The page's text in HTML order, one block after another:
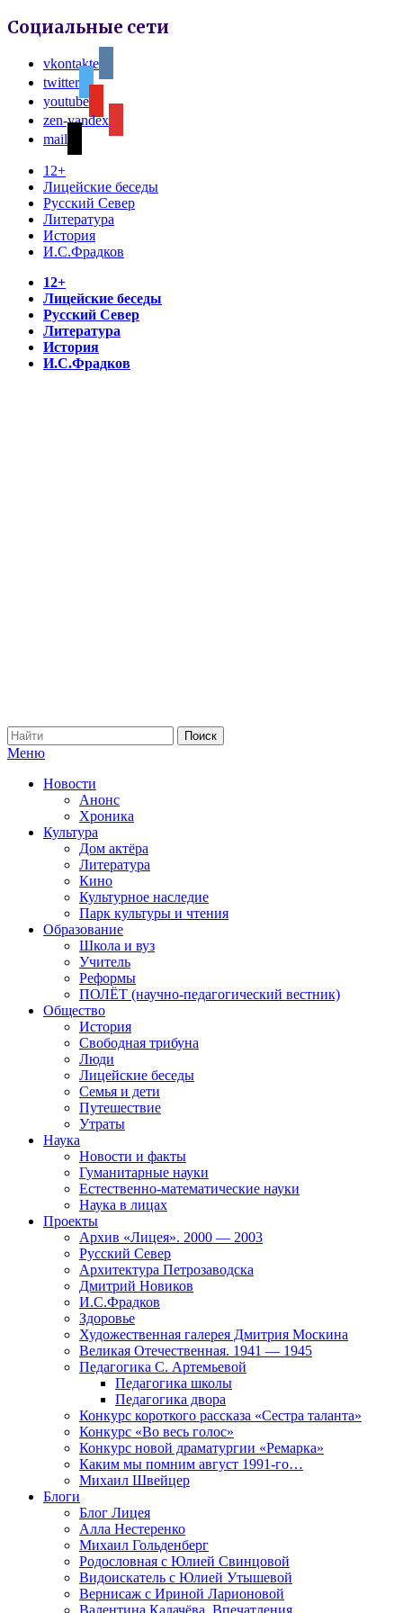
Социальные сети
vkontakte
twitter
youtube
zen-yandex
mail
12+
Лицейские беседы
Русский Север
Литература
История
И.С.Фрадков
12+
Лицейские беседы
Русский Север
Литература
История
И.С.Фрадков
Меню
Новости
Анонс
Хроника
Культура
Дом актёра
Литература
Кино
Культурное наследие
Парк культуры и чтения
Образование
Школа и вуз
Учитель
Реформы
ПОЛЁТ (научно-педагогический вестник)
Общество
История
Свободная трибуна
Люди
Лицейские беседы
Семья и дети
Путешествие
Утраты
Наука
Новости и факты
Гуманитарные науки
Естественно-математические науки
Наука в лицах
Проекты
Архив «Лицея». 2000 — 2003
Русский Север
Архитектура Петрозаводска
Дмитрий Новиков
И.С.Фрадков
Здоровье
Художественная галерея Дмитрия Москина
Великая Отечественная. 1941 — 1945
Педагогика С. Артемьевой
Педагогика школы
Педагогика двора
Конкурс короткого рассказа «Сестра таланта»
Конкурс «Во весь голос»
Конкурс новой драматургии «Ремарка»
Каким мы помним август 1991-го…
Михаил Швейцер
Блоги
Блог Лицея
Алла Нестеренко
Михаил Гольденберг
Родословная с Юлией Свинцовой
Видоискатель с Юлией Утышевой
Вернисаж с Ириной Ларионовой